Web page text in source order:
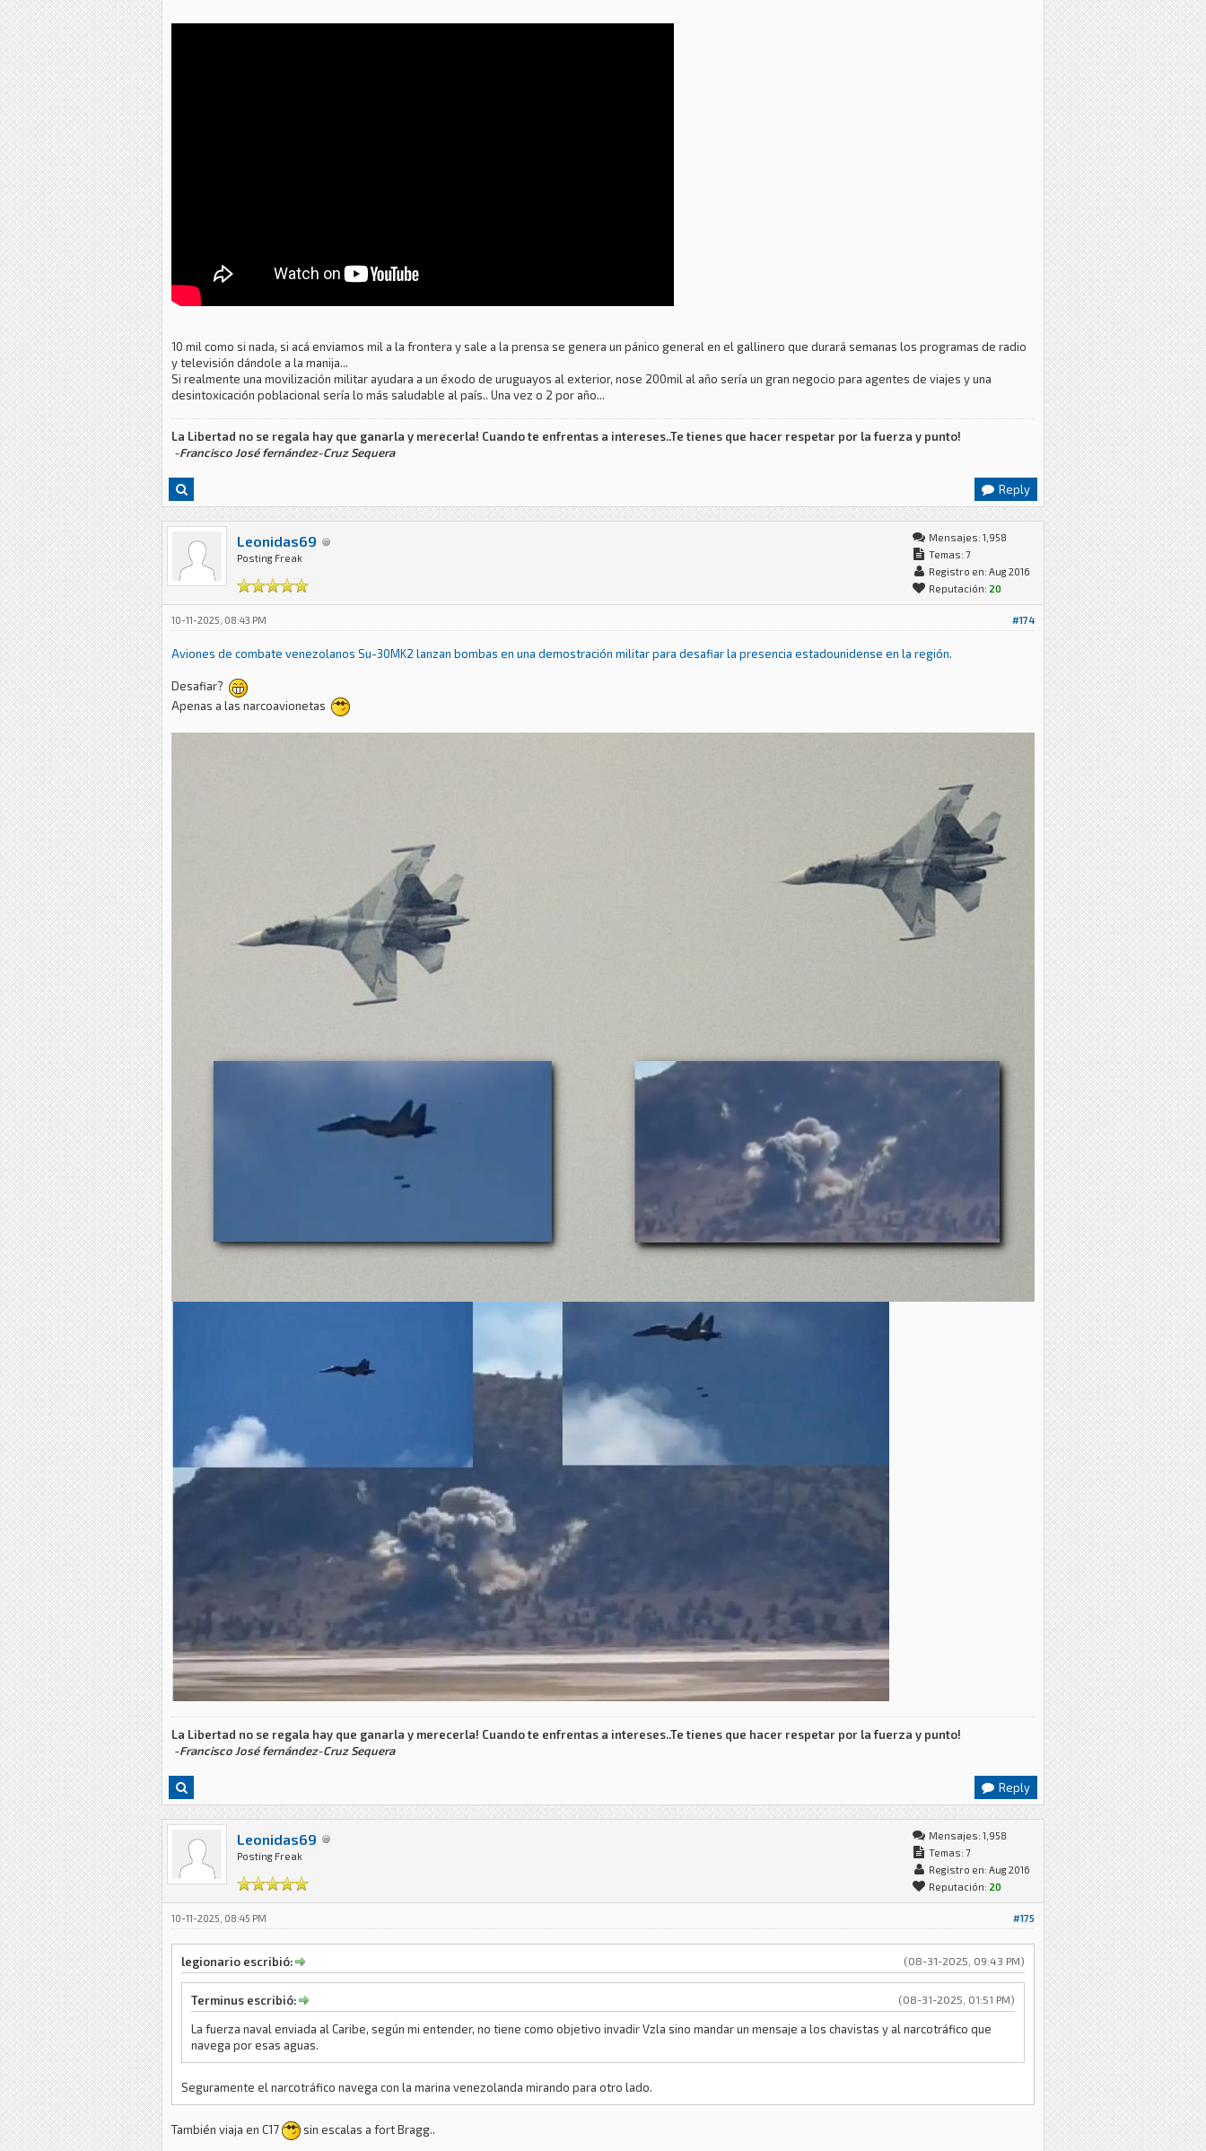
10 mil como si nada, si acá enviamos mil a la frontera y sale a la prensa se genera un pánico general en el gallinero que durará semanas los programas de radio
y televisión dándole a la manija...
Si realmente una movilización militar ayudara a un éxodo de uruguayos al exterior, nose 200mil al año sería un gran negocio para agentes de viajes y una
desintoxicación poblacional sería lo más saludable al país.. Una vez o 2 por año...
La Libertad no se regala hay que ganarla y merecerla! Cuando te enfrentas a intereses..Te tienes que hacer respetar por la fuerza y punto!
-Francisco José fernández-Cruz Sequera
Reply
Leonidas69
Posting Freak
Mensajes: 1,958
Temas: 7
Registro en: Aug 2016
Reputación: 20
#174
10-11-2025, 08:43 PM
Aviones de combate venezolanos Su-30MK2 lanzan bombas en una demostración militar para desafiar la presencia estadounidense en la región.
Desafiar?
Apenas a las narcoavionetas
La Libertad no se regala hay que ganarla y merecerla! Cuando te enfrentas a intereses..Te tienes que hacer respetar por la fuerza y punto!
-Francisco José fernández-Cruz Sequera
Reply
Leonidas69
Posting Freak
Mensajes: 1,958
Temas: 7
Registro en: Aug 2016
Reputación: 20
#175
10-11-2025, 08:45 PM
(08-31-2025, 09:43 PM)
legionario escribió:
(08-31-2025, 01:51 PM)
Terminus escribió:
La fuerza naval enviada al Caribe, según mi entender, no tiene como objetivo invadir Vzla sino mandar un mensaje a los chavistas y al narcotráfico que
navega por esas aguas.
Seguramente el narcotráfico navega con la marina venezolanda mirando para otro lado.
También viaja en C17 sin escalas a fort Bragg..